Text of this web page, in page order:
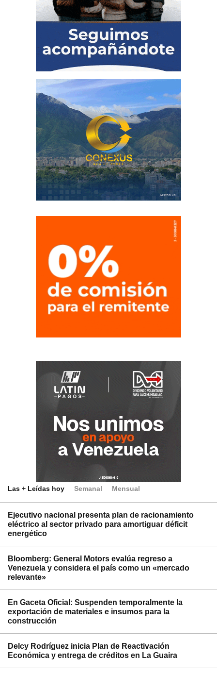
Las + Leídas hoy Semanal Mensual
Ejecutivo nacional presenta plan de racionamiento
eléctrico al sector privado para amortiguar déficit
energético
Bloomberg: General Motors evalúa regreso a
Venezuela y considera el país como un «mercado
relevante»
En Gaceta Oficial: Suspenden temporalmente la
exportación de materiales e insumos para la
construcción
Delcy Rodríguez inicia Plan de Reactivación
Económica y entrega de créditos en La Guaira